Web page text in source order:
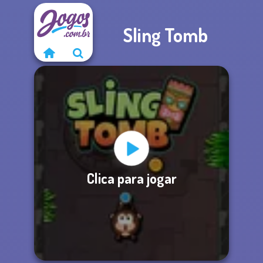
Sling Tomb
Clica para jogar